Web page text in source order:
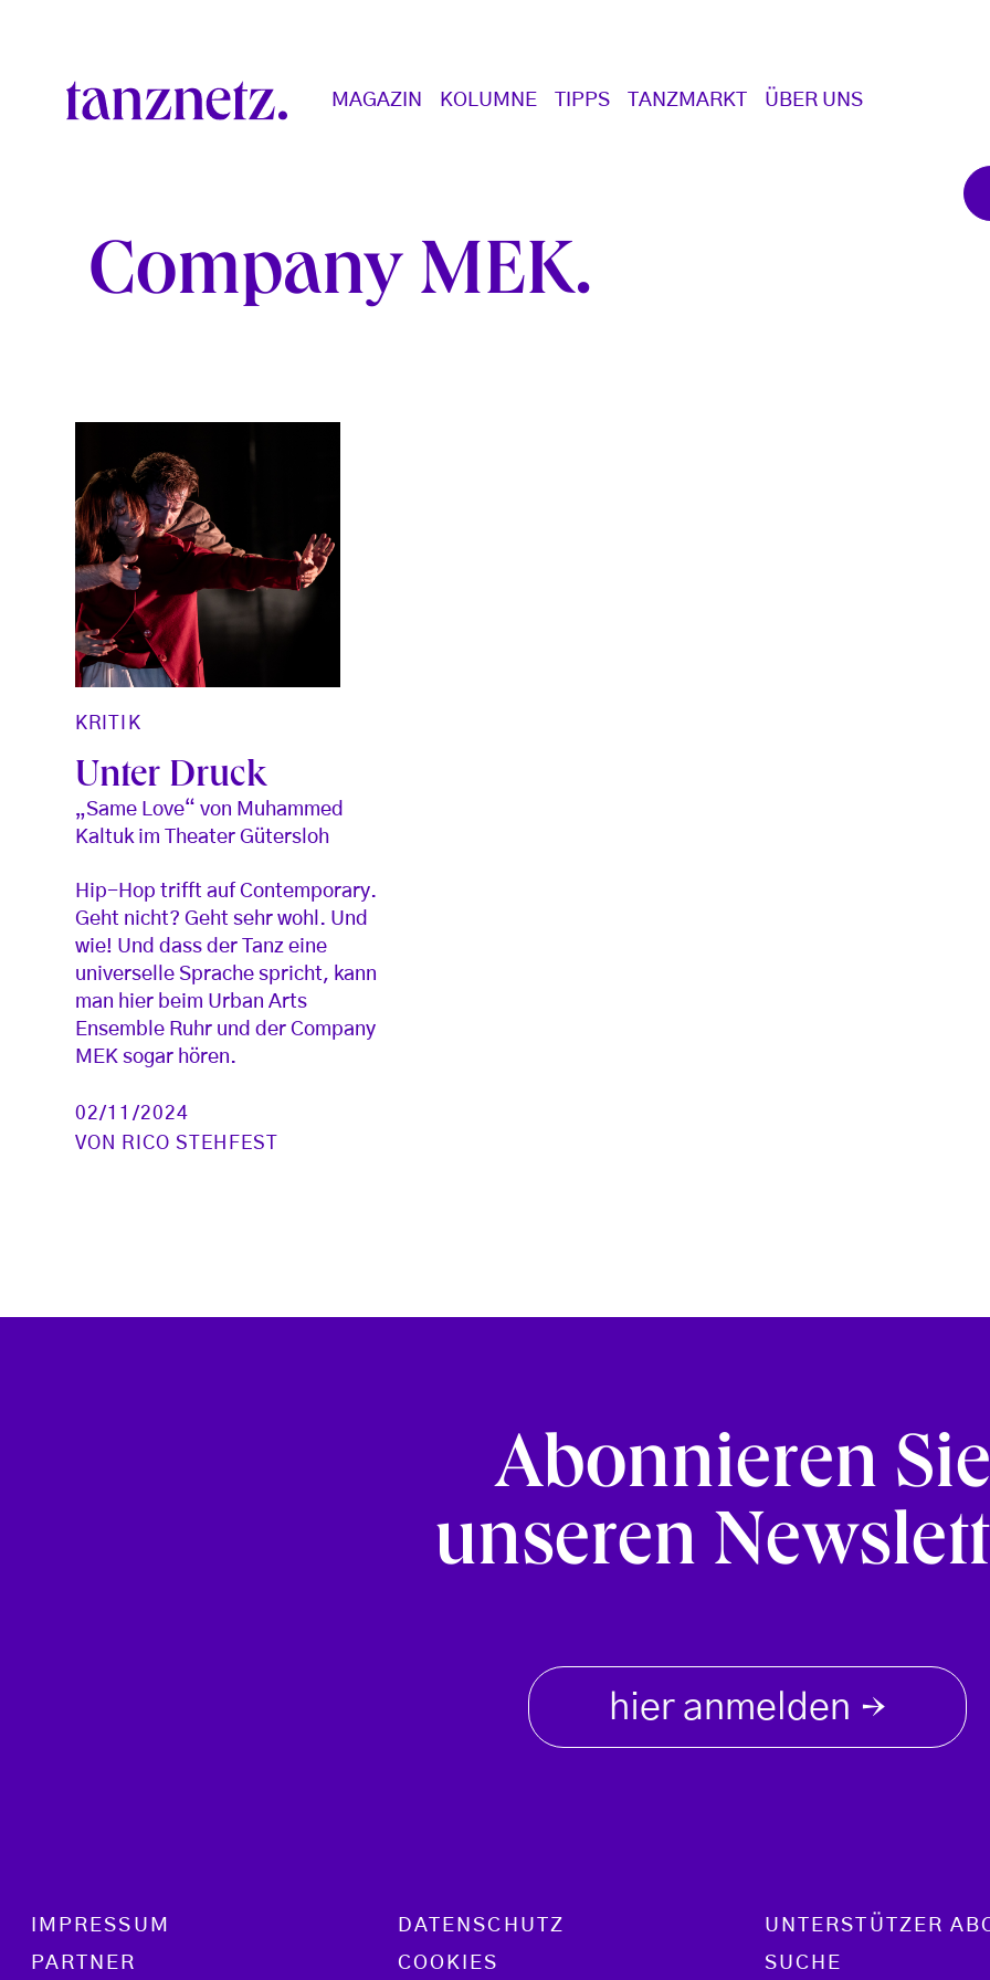
Main navigation
MAGAZIN KOLUMNE TIPPS TANZMARKT ÜBER UNS
Company MEK
KRITIK
Unter Druck
„Same Love“ von Muhammed
Kaltuk im Theater Gütersloh
Hip-Hop trifft auf Contemporary.
Geht nicht? Geht sehr wohl. Und
wie! Und dass der Tanz eine
universelle Sprache spricht, kann
man hier beim Urban Arts
Ensemble Ruhr und der Company
MEK sogar hören.
02/11/2024
VON
RICO STEHFEST
Abonnieren Sie
unseren
hier anmelden →
Footer menu
IMPRESSUM
PARTNER
DATENSCHUTZ
COOKIES
UNTERSTÜTZER
SUCHE